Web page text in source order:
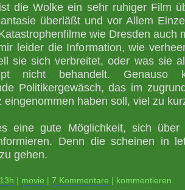
die Wolke ein sehr ruhiger Film
überläßt und vor Allem
wie Dresden auch
leider die Information, wie
sie sich verbreitet, oder was sie
nicht behandelt. Genauso
Politikergewäsch, das im
eingenommen haben soll, viel zu
eine gute Möglichkeit, sich über
Denn die scheinen in
gehen.
movie 7 Kommentare kommentieren